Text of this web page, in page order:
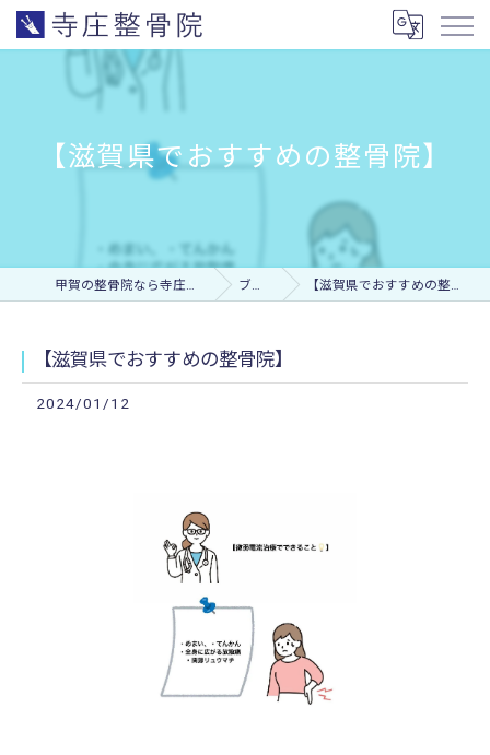
【滋賀県でおすすめの整骨院】
甲賀の整骨院なら寺庄整骨院 ブログ 【滋賀県でおすすめの整骨院】
【滋賀県でおすすめの整骨院】
2024/01/12